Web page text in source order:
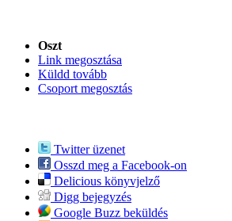
Oszt
Link megosztása
Küldd tovább
Csoport megosztás
Twitter üzenet
Osszd meg a Facebook-on
Delicious könyvjelző
Digg bejegyzés
Google Buzz beküldés